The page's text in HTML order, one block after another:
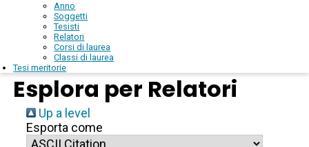
Anno
Soggetti
Tesisti
Relatori
Corsi di laurea
Classi di laurea
Tesi meritorie
Esplora per Relatori
Up a level
Esporta come